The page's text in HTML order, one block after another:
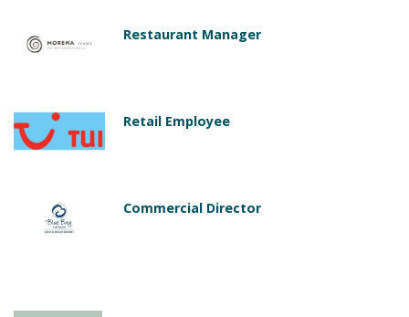
Restaurant Manager
Retail Employee
Commercial Director